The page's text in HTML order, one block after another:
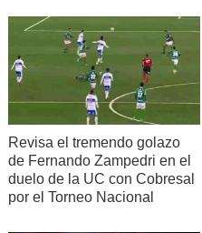
Revisa el tremendo golazo
de Fernando Zampedri en el
duelo de la UC con Cobresal
por el Torneo Nacional